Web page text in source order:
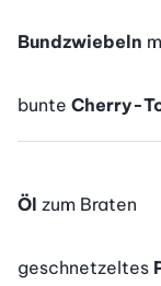
Bundzwiebeln
bunte Cherry-
Öl zum Braten
geschnetzeltes